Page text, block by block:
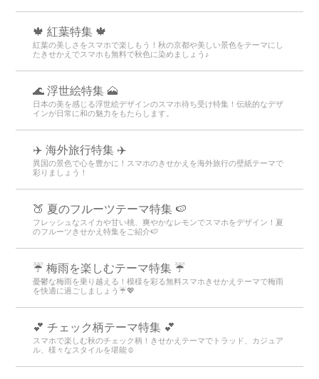
🍁 紅葉特集 🍁
紅葉の美しさをスマホで楽しもう！秋の京都や美しい景色をテーマにし
たきせかえでスマホも無料で秋色に染めましょう♪
🌊 浮世絵特集 🗻
日本の美を感じる浮世絵デザインのスマホ待ち受け特集！伝統的なデザ
インが日常に和の魅力をもたらします。
✈️ 海外旅行特集 ✈️
異国の景色で心を豊かに！スマホのきせかえを海外旅行の壁紙テーマで
彩りましょう！
🍑 夏のフルーツテーマ特集 🍉
フレッシュなスイカや甘い桃、爽やかなレモンでスマホをデザイン！夏
のフルーツきせかえ特集をご紹介🍉
☔ 梅雨を楽しむテーマ特集 ☔
憂鬱な梅雨を乗り越える！模様を彩る無料スマホきせかえテーマで梅雨
を快適に過ごしましょう☔💖
💕 チェック柄テーマ特集 💕
スマホで楽しむ秋のチェック柄！きせかえテーマでトラッド、カジュア
ル、様々なスタイルを堪能☺️